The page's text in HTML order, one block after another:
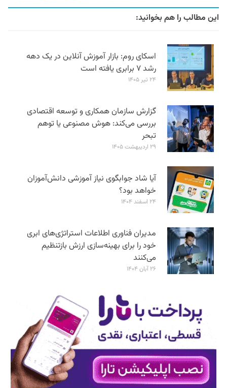
این مطالب را هم بخوانید:
اسکای روم: بازار آموزش آنلاین در یک دهه
رشد ۷ برابری یافته است
۲۴ تیر ۱۴۰۵
گزارش سازمان همکاری و توسعه اقتصادی
بررسی می‌کند: هوش مصنوعی یا توهم
تبحر
۲۹ اردیبهشت ۱۴۰۵
آیا شاد جوابگوی نیاز آموزشی دانش‌آموزان
خواهد بود؟
۲۴ اسفند ۱۴۰۴
مدیران فناوری اطلاعات استراتژی‌های ابری
خود را برای بهینه‌سازی ارزش بازتنظیم
می‌کنند
۲۶ آبان ۱۴۰۴